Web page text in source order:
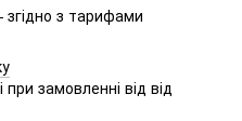
з тарифами
замовленні від від